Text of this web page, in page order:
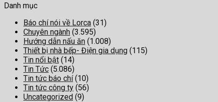
Danh mục
Báo chí nói về Lorca (31)
Chuyên ngành (3.595)
Hướng dẫn nấu ăn (1.008)
Thiết bị nhà bếp- Điện gia dụng (115)
Tin nổi bật (14)
Tin Tức (5.086)
Tin tức báo chí(10)
Tin tức công ty (56)
Uncategorized (9)